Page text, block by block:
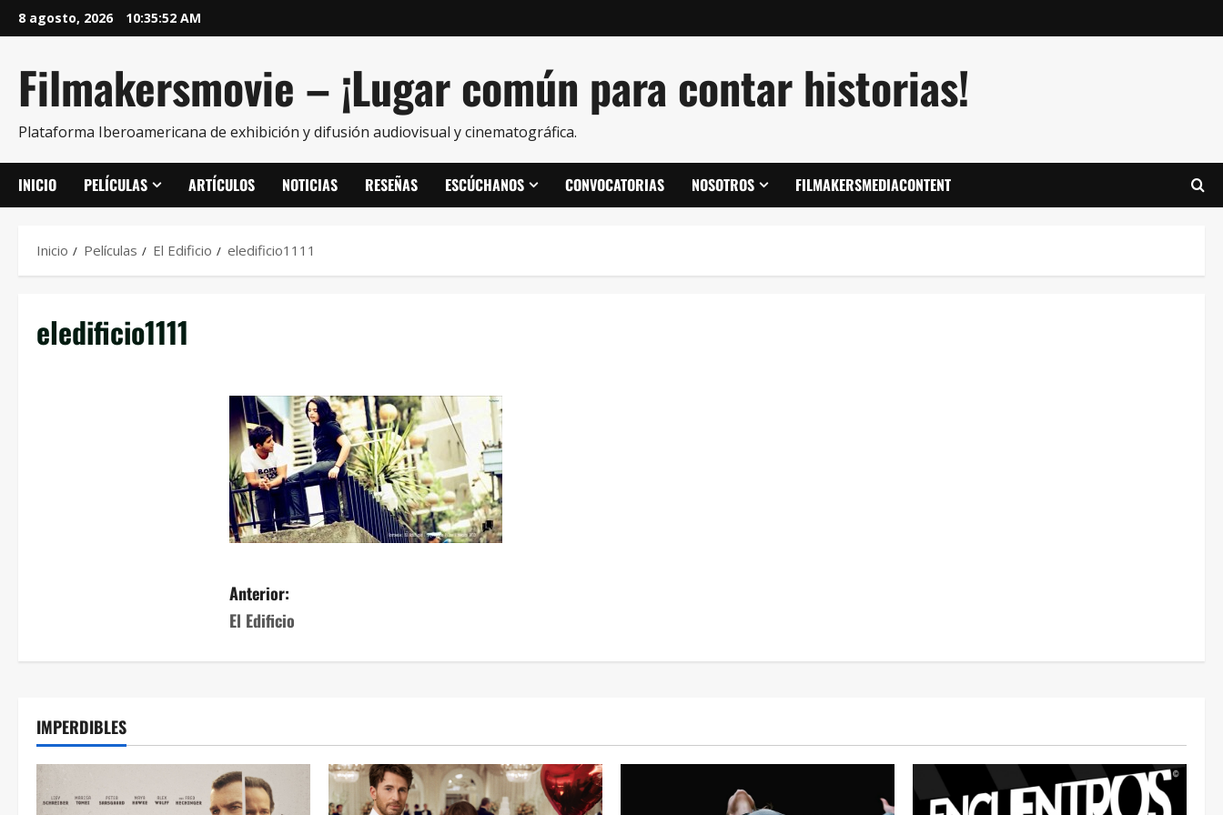
8 agosto, 2026 10:35:53 AM
Filmakersmovie – ¡Lugar común para contar historias!
Plataforma Iberoamericana de exhibición y difusión audiovisual y cinematográfica.
INICIO PELÍCULAS ARTÍCULOS NOTICIAS RESEÑAS ESCÚCHANOS CONVOCATORIAS NOSOTROS FILMAKERSMEDIACONTENT
Inicio Películas El Edificio eledificio1111
eledificio1111
Anterior:
El Edificio
IMPERDIBLES